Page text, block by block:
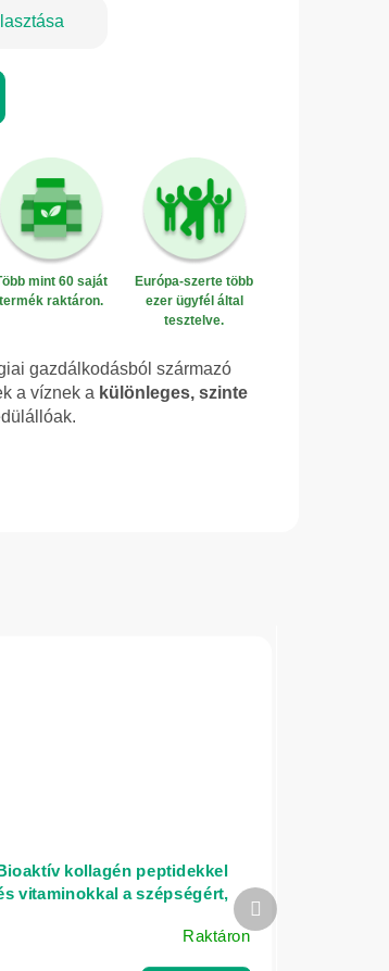
mint 60 saját
termék raktáron.
Európa-szerte több
ezer ügyfél által
tesztelve.
gazdálkodásból származó
a víznek a különleges, szinte
kollagén peptidekkel
vitaminokkal a szépségért,
300 g – Herbatica – eperRaktáron
Következő
termék